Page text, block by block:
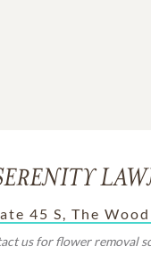
45 S, The
us for flower removal